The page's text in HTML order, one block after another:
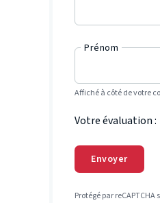
Prénom
Affiché à côté de votre
Votre évaluation :
Envoyer
Protégé par reCAPTCHA